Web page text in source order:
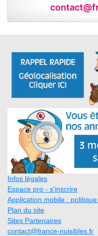
Infos légales
Espace pro - s'inscrire
Application mobile :
Plan du site
Sites Partenaires
contact@france-nuisibles.fr